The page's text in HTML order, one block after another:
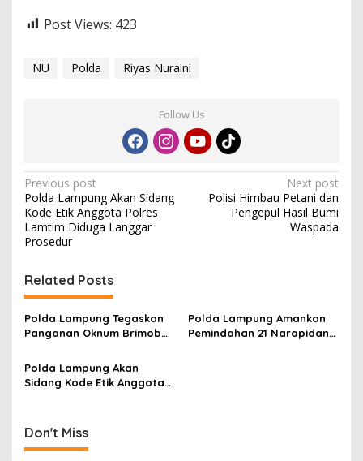
Post Views: 423
NU Polda Riyas Nuraini
Follow Us
P
o
s
n
a
v
g
a
i
Previous post
Polda Lampung Akan Sidang
Kode Etik Anggota Polres
Lamtim Diduga Langgar
Prosedur
Next post
Polisi Himbau Petani dan
Pengepul Hasil Bumi
Waspada
Related Posts
Polda Lampung Tegaskan
Panganan Oknum Brimob
Profesional
Polda Lampung Amankan
Pemindahan 21 Narapidana
Polda Lampung Akan
Sidang Kode Etik Anggota
Don't Miss